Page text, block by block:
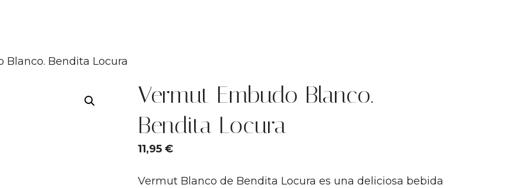
Blanco. Bendita Locura
Vermut Embudo Blanco.
Bendita Locura
11,95 €
Vermut Blanco de Bendita Locura es una deliciosa bebida